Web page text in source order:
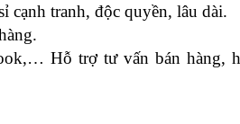
cạnh tranh, độc quyền, lâu dài.
Hỗ trợ tư vấn bán hàng,